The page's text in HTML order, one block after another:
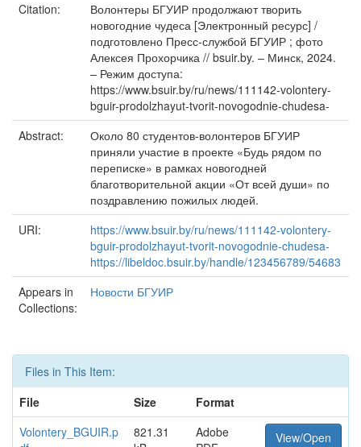
Citation:
Волонтеры БГУИР продолжают творить
новогодние чудеса [Электронный ресурс] /
подготовлено Пресс-службой БГУИР ; фото
Алексея Прохорчика // bsuir.by. – Минск, 2024.
– Режим доступа:
https://www.bsuir.by/ru/news/111142-volontery-
bguir-prodolzhayut-tvorit-novogodnie-chudesa-
Abstract:
Около 80 студентов-волонтеров БГУИР
приняли участие в проекте «Будь рядом по
переписке» в рамках новогодней
благотворительной акции «От всей души» по
поздравлению пожилых людей.
URI:
https://www.bsuir.by/ru/news/111142-volontery-
bguir-prodolzhayut-tvorit-novogodnie-chudesa-
https://libeldoc.bsuir.by/handle/123456789/54683
Appears in
Collections:
Новости БГУИР
Files in This Item:
File
Size
Format
Volontery_BGUIR.p
821.31
Adobe
View/Open